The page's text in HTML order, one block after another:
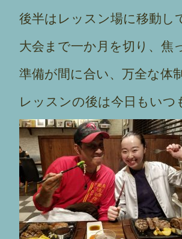
後半はレッスン場に移動し
大会まで一か月を切り、焦
準備が間に合い、万全な体
レッスンの後は今日もいつ